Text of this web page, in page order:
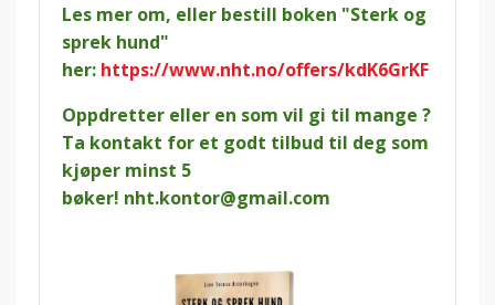
Les mer om, eller bestill boken "Sterk og
sprek hund"
her: https://www.nht.no/offers/kdK6GrKF
Oppdretter eller en som vil gi til mange ?
Ta kontakt for et godt tilbud til deg som
kjøper minst 5
bøker! nht.kontor@gmail.com